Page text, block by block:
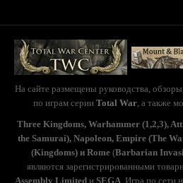
На сайте размещены руководства,
по играм серии Total War, а также
Three Kingdoms, Warhammer (1,2,3),
the Samurai), Napoleon, Empire (The
(Kingdoms) и Rome(Barbarian
являются зарегистрированными
Assembly Limitedи SEGA. Игра по сети